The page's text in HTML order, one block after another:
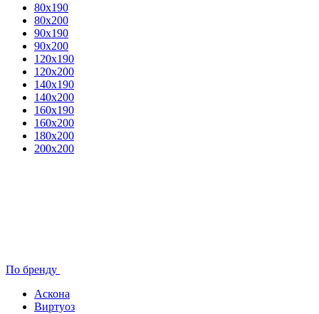
80x190
80х200
90х190
90х200
120х190
120х200
140х190
140х200
160х190
160х200
180х200
200х200
По бренду
Аскона
Виртуоз